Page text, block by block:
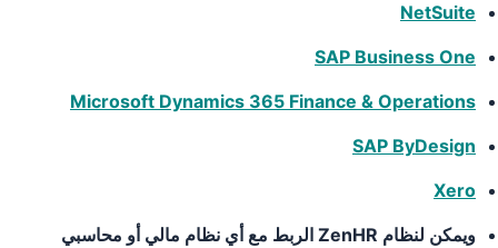
NetSuite
SAP Business One
Microsoft Dynamics 365 Finance & Operations
SAP ByDesign
Xero
ويمكن لنظام ZenHR الربط مع أي نظام مالي أو محاسبي